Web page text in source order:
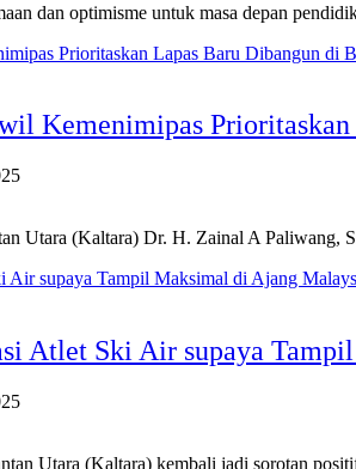
dan optimisme untuk masa depan
Kemenimipas
Utara (Kaltara) Dr. H. Zainal A Paliwang,
Atlet Ski Air supaya
Utara (Kaltara) kembali jadi sorotan